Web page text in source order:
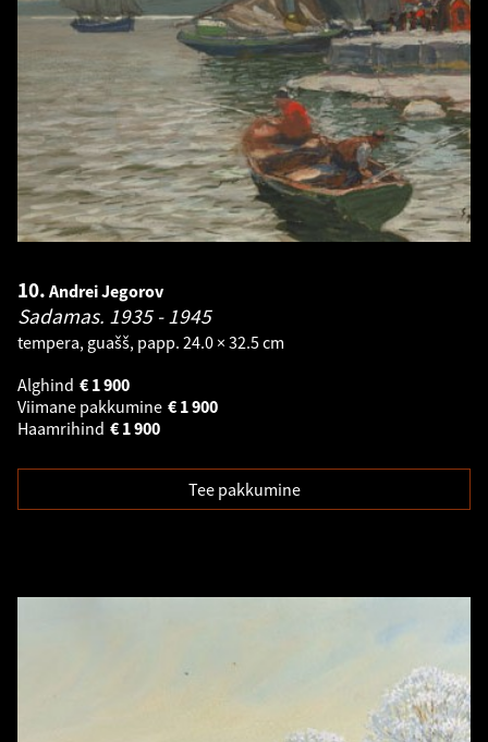
10. Andrei Jegorov
Sadamas. 1935 - 1945
tempera, guašš, papp. 24.0 × 32.5 cm
Alghind
1 900
€
Viimane pakkumine
1 900
€
Haamrihind
1 900
€
Tee pakkumine